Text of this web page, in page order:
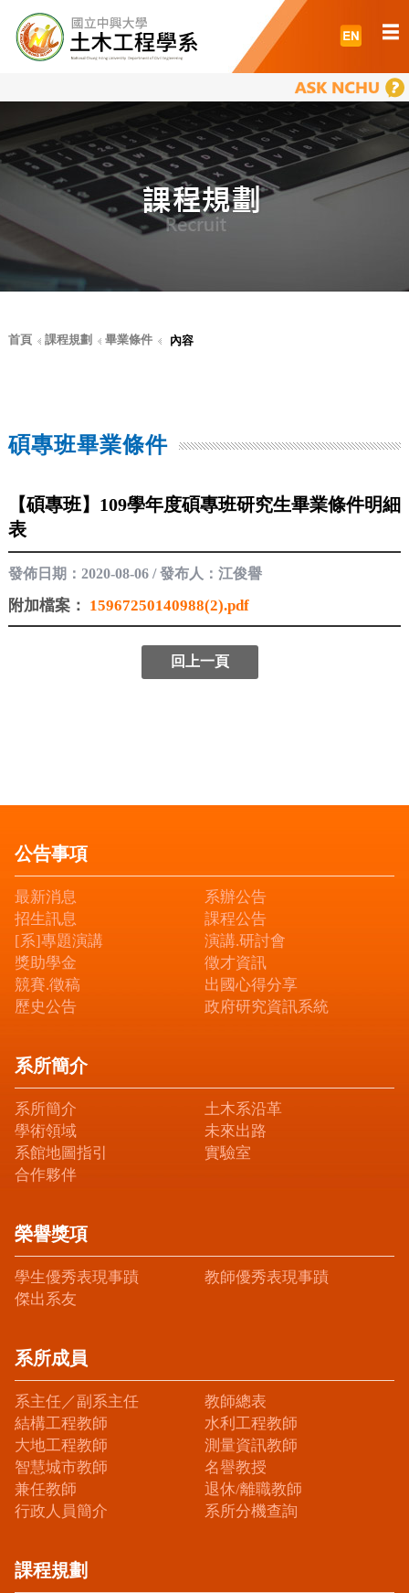
公告事項
最新消息
系辦公告
招生訊息
課程公告
[系]專題演講
演講.研討會
獎助學金
徵才資訊
競賽.徵稿
出國心得分享
歷史公告
政府研究資訊系統
系所簡介
系所簡介
土木系沿革
學術領域
未來出路
系館地圖指引
實驗室
合作夥伴
榮譽獎項
學生優秀表現事蹟
教師優秀表現事蹟
傑出系友
系所成員
系主任／副系主任
教師總表
結構工程教師
水利工程教師
大地工程教師
測量資訊教師
智慧城市教師
名譽教授
兼任教師
退休/離職教師
行政人員簡介
系所分機查詢
課程規劃